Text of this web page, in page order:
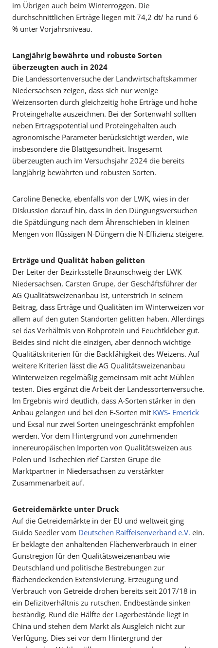
im Übrigen auch beim Winterroggen. Die
durchschnittlichen Erträge liegen mit 74,2 dt/ ha rund 6
% unter Vorjahrsniveau.
Langjährig bewährte und robuste Sorten
überzeugten auch in 2024
Die Landessortenversuche der Landwirtschaftskammer
Niedersachsen zeigen, dass sich nur wenige
Weizensorten durch gleichzeitig hohe Erträge und hohe
Proteingehalte auszeichnen. Bei der Sortenwahl sollten
neben Ertragspotential und Proteingehalten auch
agronomische Parameter berücksichtigt werden, wie
insbesondere die Blattgesundheit. Insgesamt
überzeugten auch im Versuchsjahr 2024 die bereits
langjährig bewährten und robusten Sorten.
Caroline Benecke, ebenfalls von der LWK, wies in der
Diskussion darauf hin, dass in den Düngungsversuchen
die Spätdüngung nach dem Ährenschieben in kleinen
Mengen von flüssigen N-Düngern die N-Effizienz steigere.
Erträge und Qualität haben gelitten
Der Leiter der Bezirksstelle Braunschweig der LWK
Niedersachsen, Carsten Grupe, der Geschäftsführer der
AG Qualitätsweizenanbau ist, unterstrich in seinem
Beitrag, dass Erträge und Qualitäten im Winterweizen vor
allem auf den guten Standorten gelitten haben. Allerdings
sei das Verhältnis von Rohprotein und Feuchtkleber gut.
Beides sind nicht die einzigen, aber dennoch wichtige
Qualitätskriterien für die Backfähigkeit des Weizens. Auf
weitere Kriterien lässt die AG Qualitätsweizenanbau
Winterweizen regelmäßig gemeinsam mit acht Mühlen
testen. Dies ergänzt die Arbeit der Landessortenversuche.
Im Ergebnis wird deutlich, dass A-Sorten stärker in den
Anbau gelangen und bei den E-Sorten mit KWS- Emerick
und Exsal nur zwei Sorten uneingeschränkt empfohlen
werden. Vor dem Hintergrund von zunehmenden
innereuropäischen Importen von Qualitätsweizen aus
Polen und Tschechien rief Carsten Grupe die
Marktpartner in Niedersachsen zu verstärkter
Zusammenarbeit auf.
Getreidemärkte unter Druck
Auf die Getreidemärkte in der EU und weltweit ging
Guido Seedler vom Deutschen Raiffeisenverband e.V. ein.
Er beklagte den anhaltenden Flächenverbrauch in einer
Gunstregion für den Qualitätsweizenanbau wie
Deutschland und politische Bestrebungen zur
flächendeckenden Extensivierung. Erzeugung und
Verbrauch von Getreide drohen bereits seit 2017/18 in
ein Defizitverhältnis zu rutschen. Endbestände sinken
beständig. Rund die Hälfte der Lagerbestände liegt in
China und stehen dem Markt als Ausgleich nicht zur
Verfügung. Dies sei vor dem Hintergrund der